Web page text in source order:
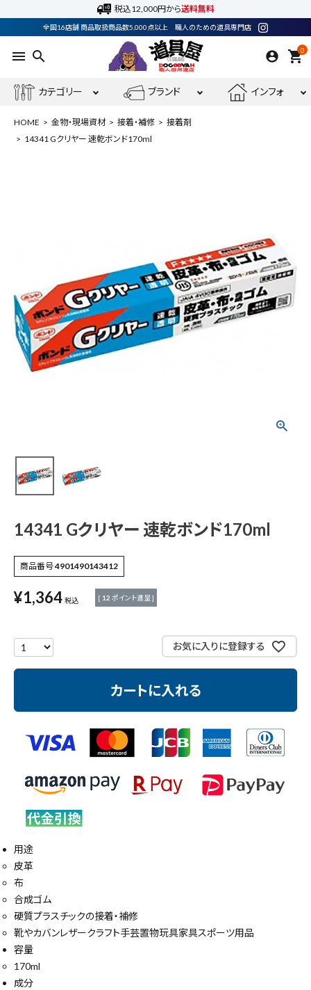
税込12,000円から送料無料
全国16店舗 商品取扱商品数5,000点以上 職人のための道具専門店
menu search 0
shopping_cart
カテゴリー ブランド インフォ
最近閲覧した商品
エアー工具・機械工具
先端工具
作業工具・大工道具
収納・腰袋・ワーク用品
金物・現場資材
コンテンツ
ガイドライン
HOME 金物・現場資材 接着・補修
接着剤
14341 Gクリヤー 速乾ボンド170ml
14341 Gクリヤー 速乾ボンド170ml
商品番号4901490143412
¥1,364 税込 [ 12 ポイント進呈 ]
お気に入りに登録する
カートに入れる
用途
皮革
布
合成ゴム
硬質プラスチックの接着・補修
靴やカバンレザークラフト手芸置物玩具家具スポーツ用品
容量
170ml
成分